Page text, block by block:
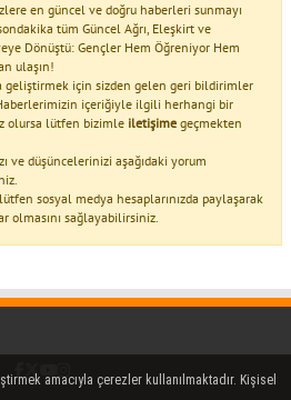
en güncel ve doğru haberleri sunmayı
tüm Güncel Ağrı, Eleşkirt ve
Dönüştü: Gençler Hem Öğreniyor Hem
ulaşın!
geliştirmek için sizden gelen geri bildirimler
içeriğiyle ilgili herhangi bir
olursa lütfen bizimle iletişime geçmekten
ve düşüncelerinizi aşağıdaki yorum
sosyal medya hesaplarınızda paylaşarak
olmasını sağlayabilirsiniz.
Facebook
Twitter (X)
YouTube
Instagram
amacıyla çerezler kullanılmaktadır. Kişisel